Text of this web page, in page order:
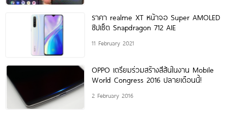
ราคา realme XT หน้าจอ Super AMOLED
ชิปเซ็ต Snapdragon 712 AIE
11 February 2021
OPPO เตรียมร่วมสร้างสีสันในงาน Mobile
World Congress 2016 ปลายเดือนนี้!
2 February 2016